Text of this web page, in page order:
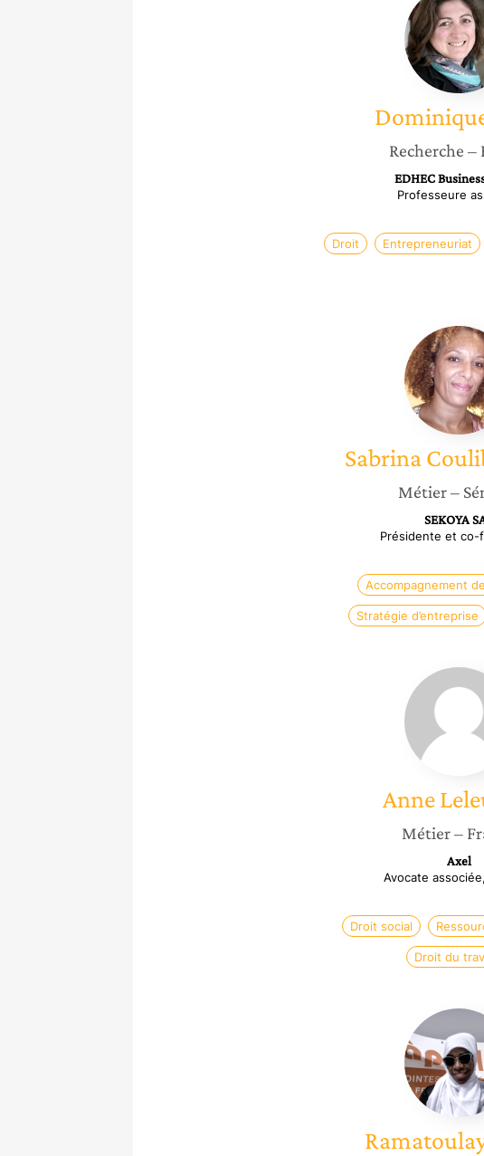
Recherche –
EDHEC
Professeure
Droit Entrepreneuriat
Sabrina
Métier–
SEKOYA
Présidente et co-
Accompagnement
Stratégie d’entreprise
Anne
Métier–
Axel
Avocate
Droit social
Droit du
Diop